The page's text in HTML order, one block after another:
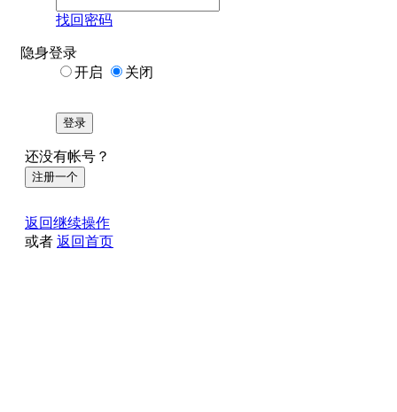
找回密码
隐身登录
开启
关闭
登录
还没有帐号？
注册一个
返回继续操作
或者 返回首页